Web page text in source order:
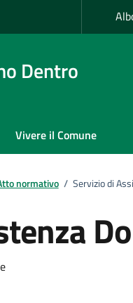
Dentro
Vivere il Comune
normativo / Servizio di